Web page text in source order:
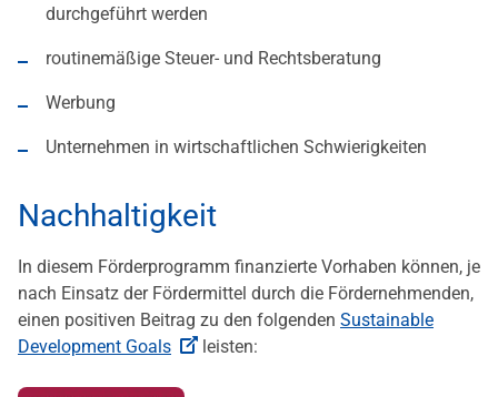
durchgeführt werden
routinemäßige Steuer- und Rechtsberatung
Werbung
Unternehmen in wirtschaftlichen Schwierigkeiten
Nachhaltigkeit
In diesem Förderprogramm finanzierte Vorhaben können, je
nach Einsatz der Fördermittel durch die Fördernehmenden,
einen positiven Beitrag zu den folgenden Sustainable
Development Goals
leisten: